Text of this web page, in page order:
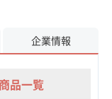
企業情報
品一覧